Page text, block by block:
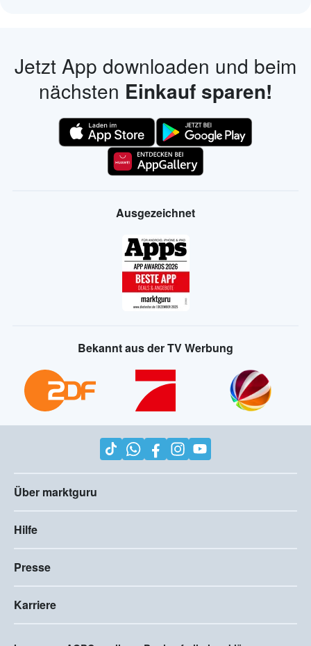
Jetzt App downloaden und beim
nächsten Einkauf sparen!
Ausgezeichnet
Bekannt aus der TV Werbung
Über marktguru
Hilfe
Presse
Karriere